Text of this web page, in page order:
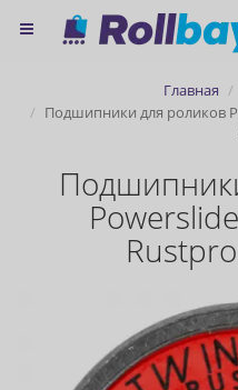
Главная
Подшипники для роликов
сервиса